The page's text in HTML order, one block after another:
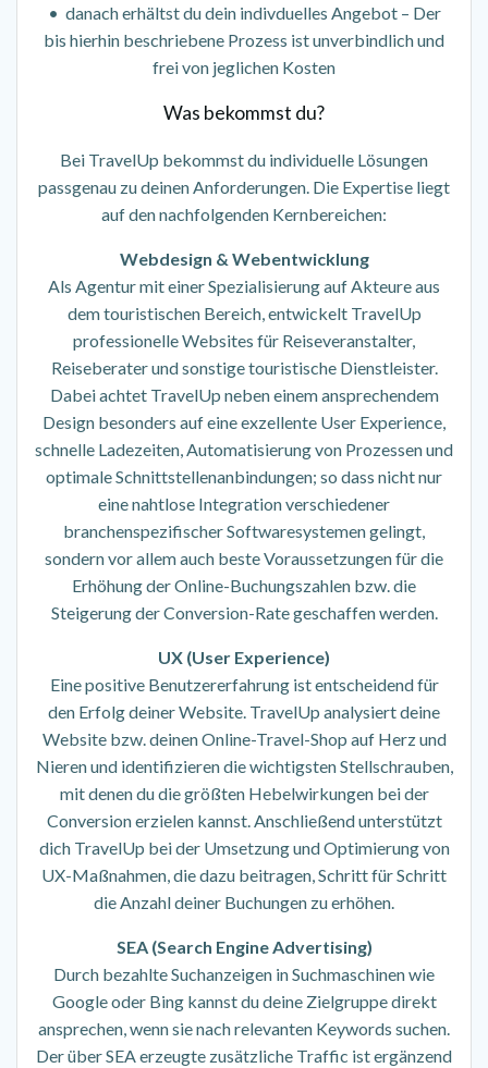
• danach erhältst du dein indivduelles Angebot – Der
bis hierhin beschriebene Prozess ist unverbindlich und
frei von jeglichen Kosten
Was bekommst du?
Bei TravelUp bekommst du individuelle Lösungen
passgenau zu deinen Anforderungen. Die Expertise liegt
auf den nachfolgenden Kernbereichen:
Webdesign & Webentwicklung
Als Agentur mit einer Spezialisierung auf Akteure aus
dem touristischen Bereich, entwickelt TravelUp
professionelle Websites für Reiseveranstalter,
Reiseberater und sonstige touristische Dienstleister.
Dabei achtet TravelUp neben einem ansprechendem
Design besonders auf eine exzellente User Experience,
schnelle Ladezeiten, Automatisierung von Prozessen und
optimale Schnittstellenanbindungen; so dass nicht nur
eine nahtlose Integration verschiedener
branchenspezifischer Softwaresystemen gelingt,
sondern vor allem auch beste Voraussetzungen für die
Erhöhung der Online-Buchungszahlen bzw. die
Steigerung der Conversion-Rate geschaffen werden.
UX (User Experience)
Eine positive Benutzererfahrung ist entscheidend für
den Erfolg deiner Website. TravelUp analysiert deine
Website bzw. deinen Online-Travel-Shop auf Herz und
Nieren und identifizieren die wichtigsten Stellschrauben,
mit denen du die größten Hebelwirkungen bei der
Conversion erzielen kannst. Anschließend unterstützt
dich TravelUp bei der Umsetzung und Optimierung von
UX-Maßnahmen, die dazu beitragen, Schritt für Schritt
die Anzahl deiner Buchungen zu erhöhen.
SEA (Search Engine Advertising)
Durch bezahlte Suchanzeigen in Suchmaschinen wie
Google oder Bing kannst du deine Zielgruppe direkt
ansprechen, wenn sie nach relevanten Keywords suchen.
Der über SEA erzeugte zusätzliche Traffic ist ergänzend